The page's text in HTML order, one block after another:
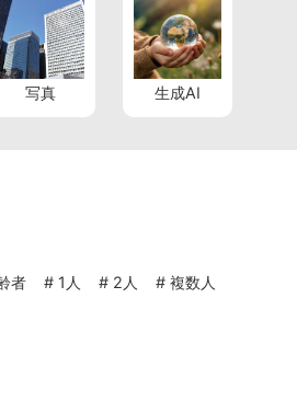
写真 生成AI
者 # 1人 # 2人 # 複数人